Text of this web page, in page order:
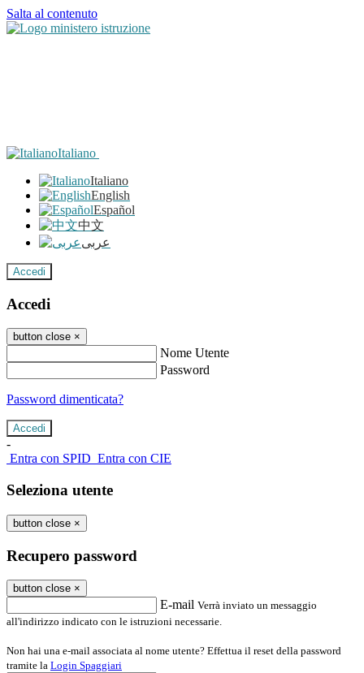
Salta al contenuto
Italiano
Italiano
English
Español
中文
عربى
Accedi
Accedi
button close ×
Nome Utente
Password
Password dimenticata?
-
Entra con SPID Entra con CIE
Seleziona utente
button close ×
Recupero password
button close ×
E-mail Verrà inviato un messaggio
all'indirizzo indicato con le istruzioni necessarie.
Non hai una e-mail associata al nome utente? Effettua il reset della password
tramite la Login Spaggiari